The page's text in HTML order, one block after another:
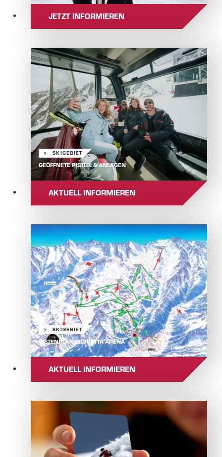
JETZT INFORMIEREN
SKIGEBIET
GEÖFFNETE PISTEN & ANLAGEN
AKTUELL INFORMIEREN
SKIGEBIET
PISTENPLAN SILVRETTA ARENA
AKTUELL INFORMIEREN